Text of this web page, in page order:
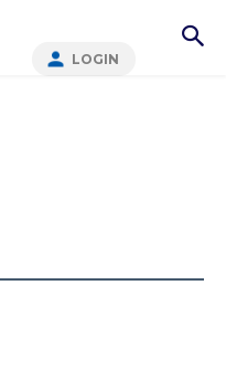
LOGIN